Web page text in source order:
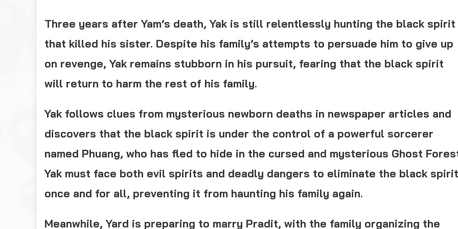
Three years after Yam’s death, Yak is still relentlessly hunting the black spirit
that killed his sister. Despite his family’s attempts to persuade him to give up
on revenge, Yak remains stubborn in his pursuit, fearing that the black spirit
will return to harm the rest of his family.
Yak follows clues from mysterious newborn deaths in newspaper articles and
discovers that the black spirit is under the control of a powerful sorcerer
named Phuang, who has fled to hide in the cursed and mysterious Ghost
Yak must face both evil spirits and deadly dangers to eliminate the black spirit
once and for all, preventing it from haunting his family again.
Meanwhile, Yard is preparing to marry Pradit, with the family organizing the